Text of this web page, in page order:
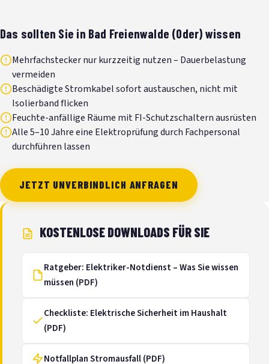
Das sollten Sie in Bad Freienwalde (Oder) wissen
Mehrfachstecker nur kurzzeitig nutzen – Dauerbelastung
vermeiden
Beschädigte Stromkabel sofort austauschen, nicht mit
Isolierband flicken
Feuchte-anfällige Räume mit FI-Schutzschaltern ausrüsten
Alle 5–10 Jahre eine Elektroprüfung durch Fachpersonal
durchführen lassen
JETZT UNVERBINDLICH ANFRAGEN
KOSTENLOSE DOWNLOADS FÜR SIE
Ratgeber: Elektriker-Notdienst – Was Sie wissen
müssen (PDF)
Checkliste: Elektrische Sicherheit im Haushalt
(PDF)
Notfallplan Stromausfall (PDF)